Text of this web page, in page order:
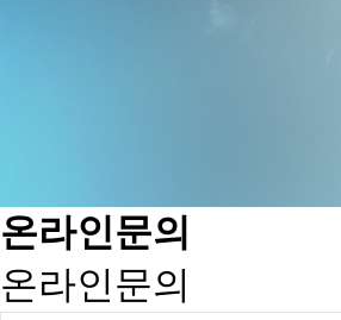
온라인문의
온라인문의